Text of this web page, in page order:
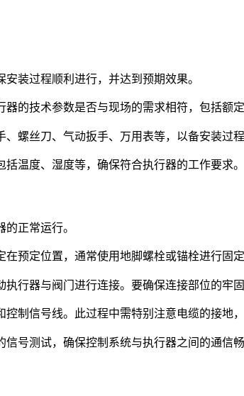
装过程顺利进行，并达到预期效果。
的技术参数是否与现场的需求相符，包括额
螺丝刀、气动扳手、万用表等，以备安装过程
温度、湿度等，确保符合执行器的工作要求
正常运行。
预定位置，通常使用地脚螺栓或锚栓进行固
行器与阀门进行连接。要确保连接部位的牢
制信号线。此过程中需特别注意电缆的接地
号测试，确保控制系统与执行器之间的通信